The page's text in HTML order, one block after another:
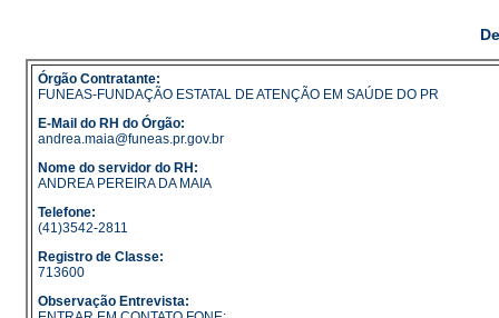
Órgão Contratante:
FUNEAS-FUNDAÇÃO ESTATAL DE ATENÇÃO EM SAÚDE DO PR
E-Mail do RH do Órgão:
andrea.maia@funeas.pr.gov.br
Nome do servidor do RH:
ANDREA PEREIRA DA MAIA
Telefone:
(41)3542-2811
Registro de Classe:
713600
Observação Entrevista: